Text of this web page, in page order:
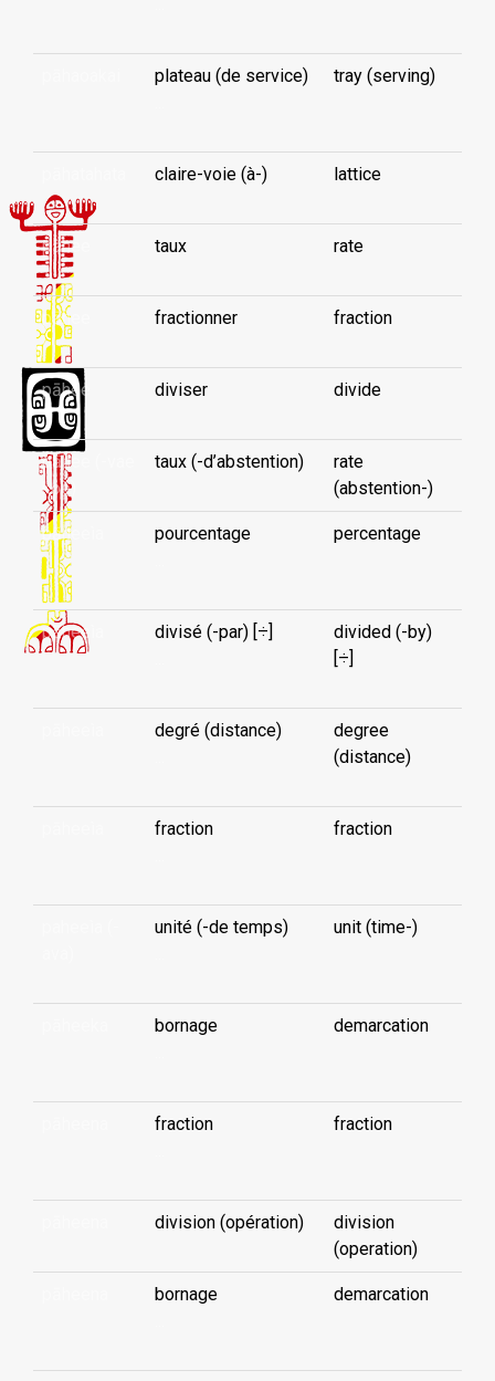
plateau (de service)
tray (serving)
claire-voie (à-) lattice
pāhee taux rate
pāhee fractionner fraction
pāhee diviser divide
pāhee (-vae
koè)
taux (-d’abstention)
rate
(abstention-)
pāheeìa
pourcentage
percentage
pāheeìa
divisé (-par) [÷]
divided (-by)
[÷]
degré (distance)
degree
(distance)
fraction
fraction
unité (-de temps)
unit (time-)
bornage
demarcation
fraction
fraction
division (opération)
division
(operation)
bornage
demarcation